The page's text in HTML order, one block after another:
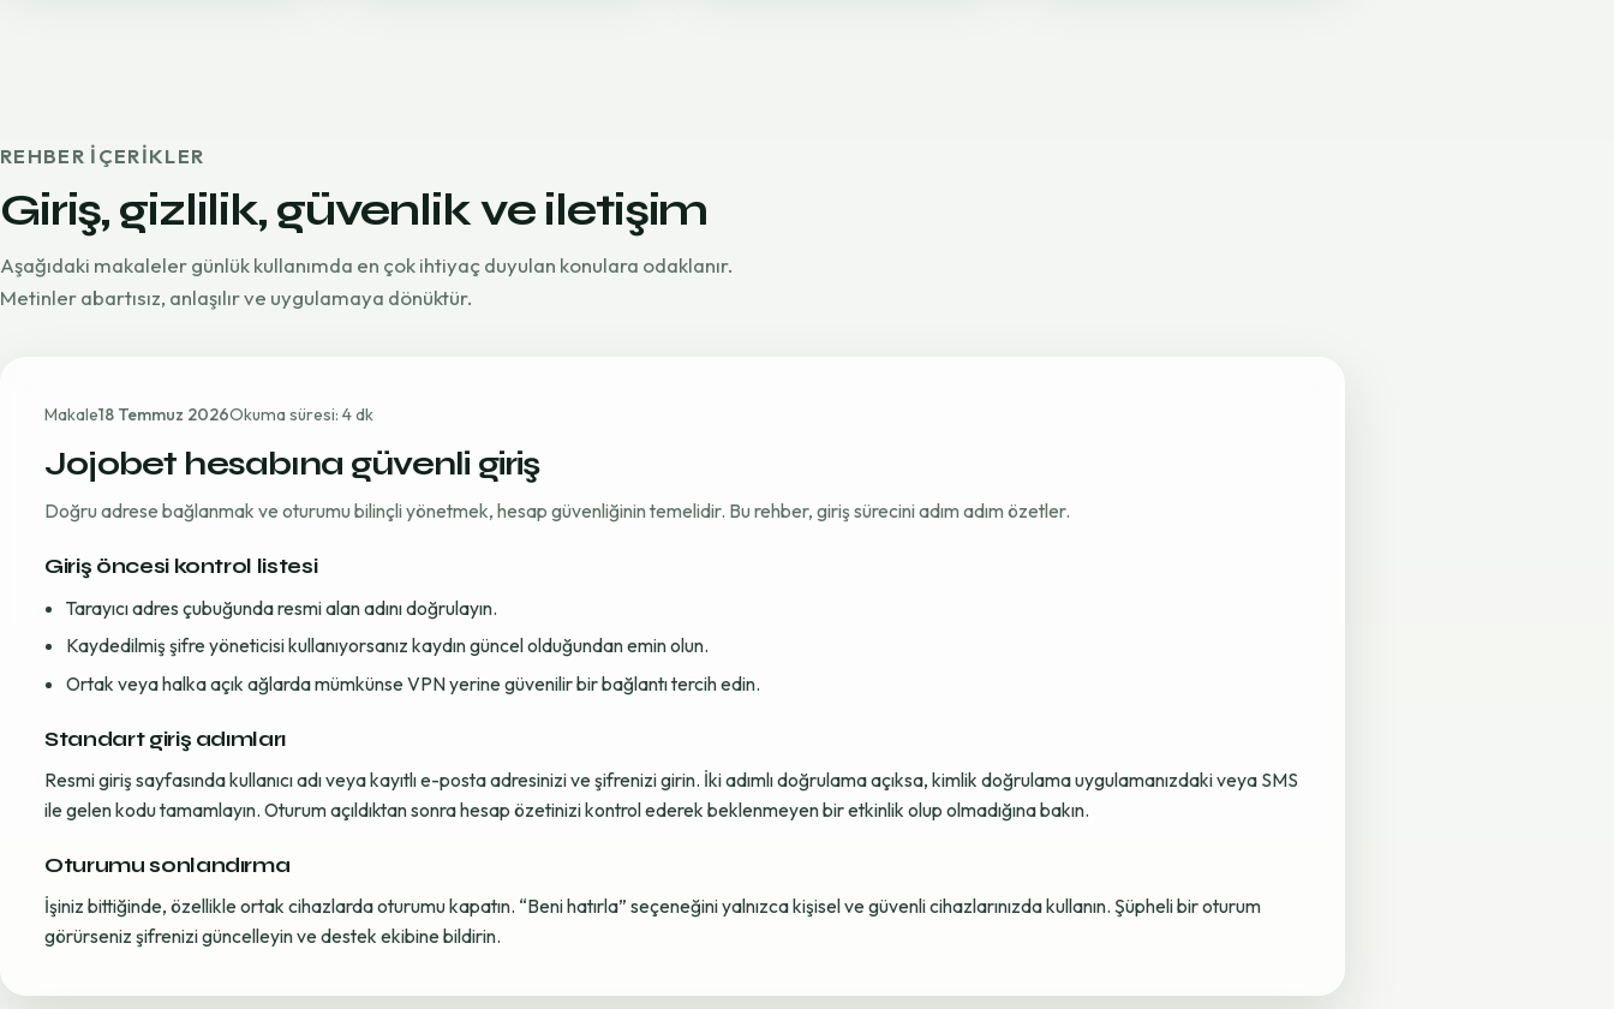
REHBER IÇERIKLER
Giriş, gizlilik, güvenlik ve iletişim
Aşağıdaki makaleler günlük kullanımda en çok ihtiyaç duyulan konulara odaklanır.
Metinler abartısız, anlaşılır ve uygulamaya dönüktür.
Makale18 Temmuz 2026Okuma süresi: 4 dk
Jojobet hesabına güvenli giriş
Doğru adrese bağlanmak ve oturumu bilinçli yönetmek, hesap güvenliğinin temelidir. Bu rehber, giriş sürecini adım adım özetler.
Giriş öncesi kontrol listesi
Tarayıcı adres çubuğunda resmi alan adını doğrulayın.
Kaydedilmiş şifre yöneticisi kullanıyorsanız kaydın güncel olduğundan emin olun.
Ortak veya halka açık ağlarda mümkünse VPN yerine güvenilir bir bağlantı tercih edin.
Standart giriş adımları
Resmi giriş sayfasında kullanıcı adı veya kayıtlı e-posta adresinizi ve şifrenizi girin. İki adımlı doğrulama açıksa, kimlik doğrulama uygulamanızdaki veya SMS
ile gelen kodu tamamlayın. Oturum açıldıktan sonra hesap özetinizi kontrol ederek beklenmeyen bir etkinlik olup olmadığına bakın.
Oturumu sonlandırma
İşiniz bittiğinde, özellikle ortak cihazlarda oturumu kapatın. “Beni hatırla” seçeneğini yalnızca kişisel ve güvenli cihazlarınızda kullanın. Şüpheli bir oturum
görürseniz şifrenizi güncelleyin ve destek ekibine bildirin.